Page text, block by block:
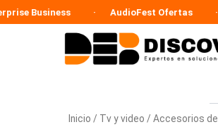
Ir
al
AudioFest Ofertas
Inicio / Tv y video / Accesorios